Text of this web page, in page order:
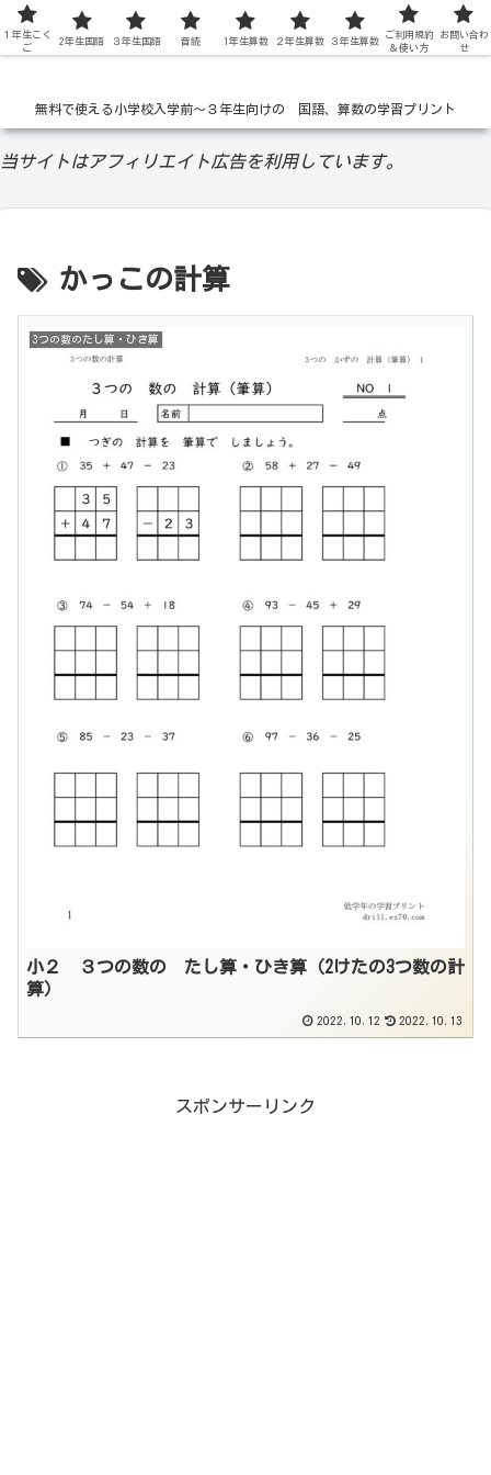
低学年の無料学習ドリル
無料で使える小学校入学前〜３年生向けの 国語、算数の学習プリント
当サイトはアフィリエイト広告を利用しています。
かっこの計算
3つの数のたし算・ひき算
小２ ３つの数の たし算・ひき算（2けたの3つ数の計
算）
2022.10.12 2022.10.13
スポンサーリンク
１年生こく
ご
2年生国語 ３年生国語 音読 1年生算数 ２年生算数 ３年生算数
ご利用規約
＆使い方
お問い合わ
せ